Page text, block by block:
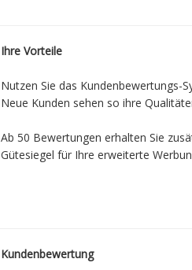
Ihre Vorteile
Nutzen Sie das Kundenbewertungs-
Neue Kunden sehen so ihre
Ab 50 Bewertungen erhalten Sie
Gütesiegel für Ihre erweiterte
Kundenbewertung